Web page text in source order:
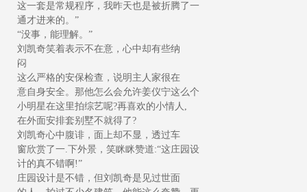
这一套是常规程序，我昨天也是被折腾了一
通才进来的。”
“没事，能理解。”
刘凯奇笑着表示不在意，心中却有些纳
闷
这么严格的安保检查，说明主人家很在
意自身安全。那他怎么会允许姜仪宁这么个
小明星在这里拍综艺呢?再喜欢的小情人,
在外面安排套别墅不就得了?
刘凯奇心中腹诽，面上却不显，透过车
窗欣赏了一.下外景，笑眯眯赞道:“这庄园设
计的真不错啊!”
庄园设计是不错，但刘凯奇是见过世面